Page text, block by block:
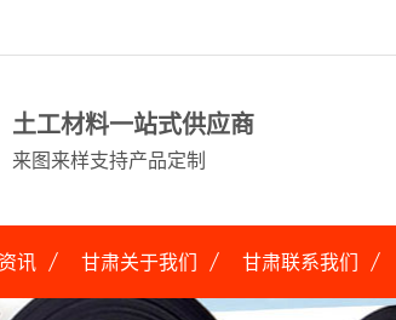
土工材料一站式供应商
来图来样支持产品定制
讯 甘肃关于我们 甘肃联系我们